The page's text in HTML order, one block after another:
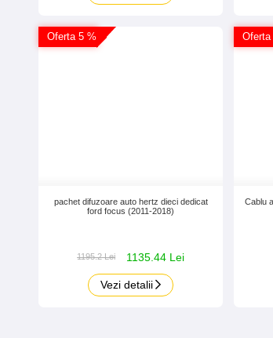
Oferta 5 %
pachet difuzoare auto hertz dieci dedicat
ford focus (2011-2018)
1195.2 Lei 1135.44 Lei
Vezi detalii
Oferta
Cablu